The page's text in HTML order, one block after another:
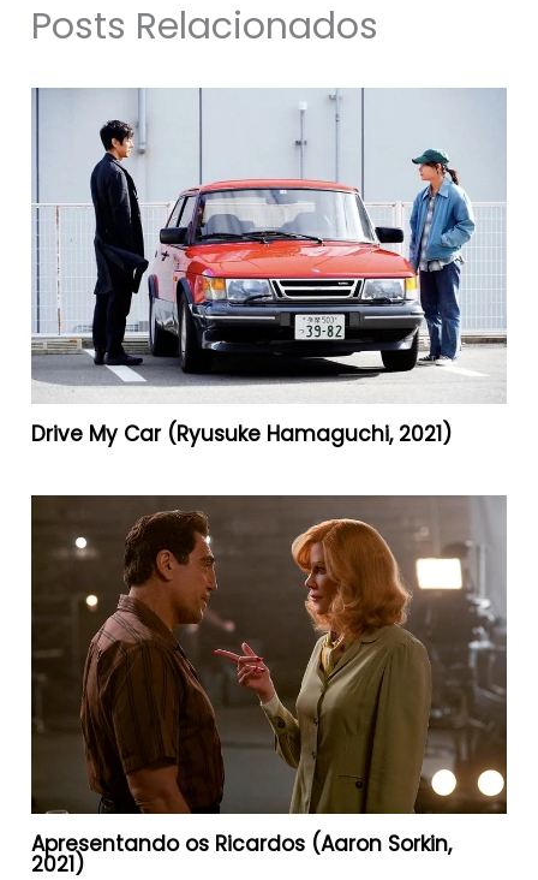
Posts Relacionados
Drive My Car (Ryusuke Hamaguchi, 2021)
Apresentando os Ricardos (Aaron Sorkin,
2021)